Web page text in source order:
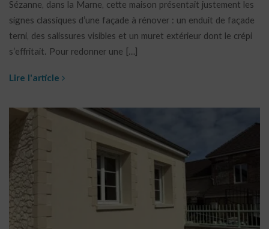
Sézanne, dans la Marne, cette maison présentait justement les
signes classiques d’une façade à rénover : un enduit de façade
terni, des salissures visibles et un muret extérieur dont le crépi
s’effritait. Pour redonner une […]
Lire l'article